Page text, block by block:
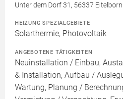
Unter dem Dorf 31, 56337
HEIZUNG SPEZIALGEBIETE
Solarthermie, Photovoltaik
ANGEBOTENE TÄTIGKEITEN
Neuinstallation / Einbau,
& Installation, Aufbau /
Wartung, Planung /